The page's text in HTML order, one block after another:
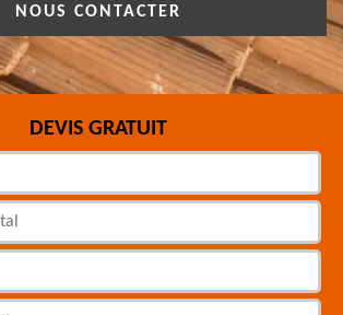
NOUS CONTACTER
DEVIS GRATUIT